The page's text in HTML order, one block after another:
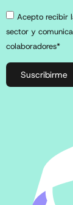
Acepto recibir
sector y
colaboradores*
Suscribirme